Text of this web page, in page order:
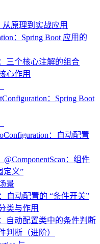
从原理到实战应用
：Spring Boot 应用的
三个核心注解的组合
心作用
：Spring Boot
：自动配置
@ComponentScan：组件
定义”
景
自动配置的 “条件开关”
类与作用
自动配置类中的条件判断
判断（进阶）